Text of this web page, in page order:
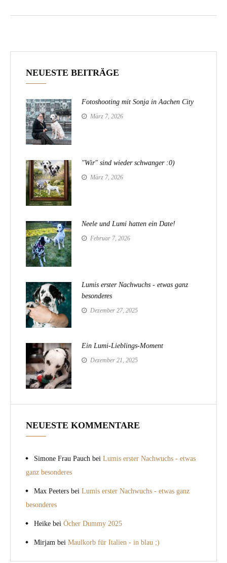
NEUESTE BEITRÄGE
Fotoshooting mit Sonja in Aachen City
März 7, 2026
"Wir" sind wieder schwanger :0)
März 7, 2026
Neele und Lumi hatten ein Date!
Februar 7, 2026
Lumis erster Nachwuchs - etwas ganz
besonderes
Dezember 27, 2025
Ein Lumi-Lieblings-Moment
Dezember 21, 2025
NEUESTE KOMMENTARE
Simone Frau Pauch bei Lumis erster Nachwuchs - etwas
ganz besonderes
Max Peeters bei Lumis erster Nachwuchs - etwas ganz
besonderes
Heike bei Öcher Dummy 2025
Mirjam bei Maulkorb für Italien - in blau ;)